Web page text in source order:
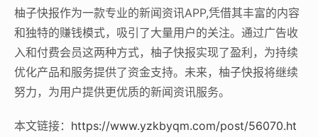
柚子快报作为一款专业的新闻资讯APP,凭借其丰富的内容
和独特的赚钱模式，吸引了大量用户的关注。通过广告收
入和付费会员这两种方式，柚子快报实现了盈利，为持续
优化产品和服务提供了资金支持。未来，柚子快报将继续
努力，为用户提供更优质的新闻资讯服务。
本文链接： https://www.yzkbyqm.com/post/56070.ht